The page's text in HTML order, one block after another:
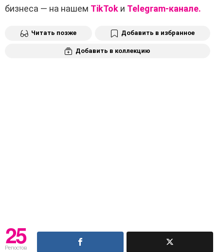
бизнеса — на нашем TikTok и Telegram-канале.
Читать позже Добавить в избранное
Добавить в коллекцию
25
Репостов